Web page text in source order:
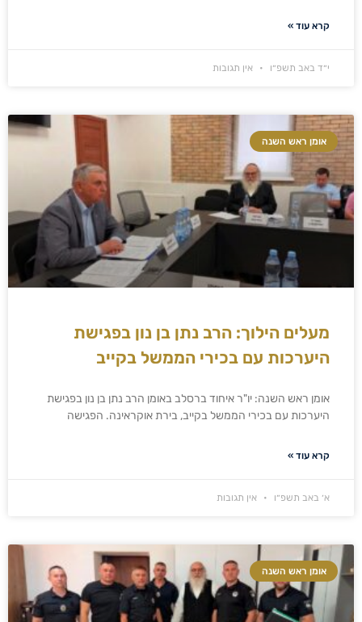
קרא עוד »
י״ד באב תשפ״ו אין תגובות
אומן ראש השנה
מעלים הילוך: הרב נתן בן נון בפגישת
היערכות עם בכירי הממשל בקייב
אומן ראש השנה: יו"ר איחוד ברסלב באומן הרב נתן בן נון בפגישת
היערכות עם בכירי הממשל בקייב, בירת אוקראינה. הפגישה
קרא עוד »
א׳ באב תשפ״ו אין תגובות
אומן ראש השנה